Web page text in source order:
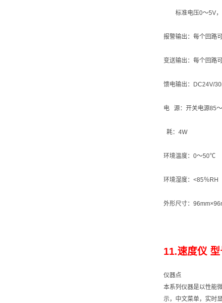
标准电压0～5V，
报警输出：每个回路
变送输出：每个回路
馈电输出：DC24V/
电 源：开关电源85
耗：4W
环境温度：0～50℃
环境湿度：<85％RH
外形尺寸：
11.速度仪
仪器点
本系列仪器是以性能
示，中文菜单，实时